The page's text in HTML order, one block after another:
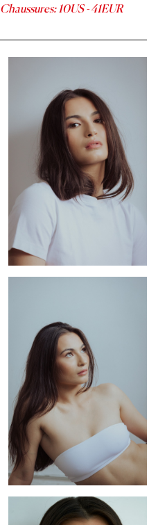
Chaussures: 10US -41EUR